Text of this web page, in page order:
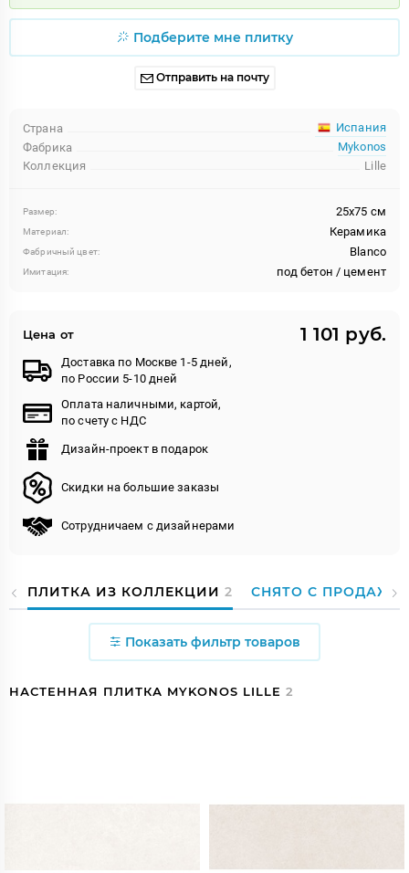
Подберите мне плитку
Отправить на почту
Страна
Испания
Фабрика
Mykonos
Коллекция
Lille
Размер: 25x75 см
Материал: Керамика
Фабричный цвет: Blanco
Имитация: под бетон / цемент
Цена от 1 101 руб.
Доставка по Москве 1-5 дней,
по России 5-10 дней
Оплата наличными, картой,
по счету с НДС
Дизайн-проект в подарок
Скидки на большие заказы
Сотрудничаем с дизайнерами
ПЛИТКА ИЗ КОЛЛЕКЦИИ 2 СНЯТО С ПРОДАЖИ
Показать фильтр товаров
НАСТЕННАЯ ПЛИТКА MYKONOS LILLE 2